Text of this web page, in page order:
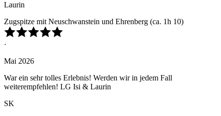
Laurin
Zugspitze mit Neuschwanstein und Ehrenberg (ca. 1h 10)
·
Mai 2026
War ein sehr tolles Erlebnis! Werden wir in jedem Fall
weiterempfehlen! LG Isi & Laurin
SK